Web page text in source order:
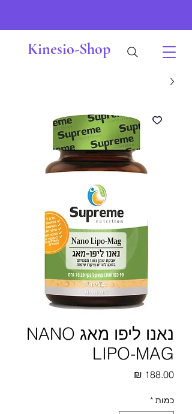
Kinesio-Shop
נאנו ליפו מאג NANO
LIPO-MAG
כמות *